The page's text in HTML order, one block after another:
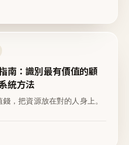
南：識別最有價值的顧
統方法
，把資源放在對的人身上。